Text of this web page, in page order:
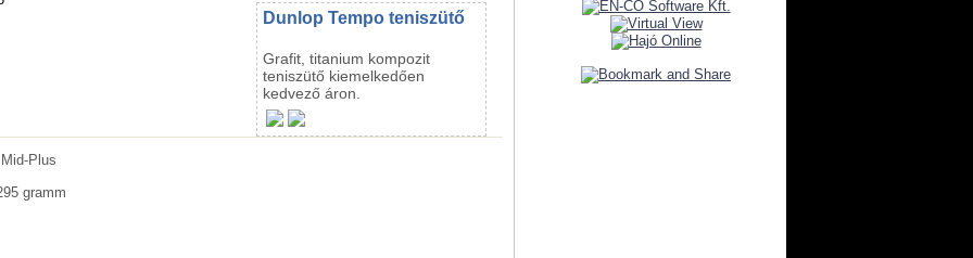
Dunlop Tempo teniszütő
Grafit, titanium kompozit
teniszütő kiemelkedően
kedvező áron.
Plus
gramm